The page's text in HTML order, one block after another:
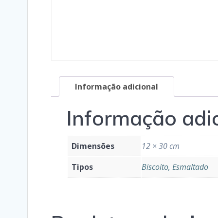
Informação adicional
Informação
Dimensões
12 × 30 cm
Tipos
Biscoito, Esmaltado